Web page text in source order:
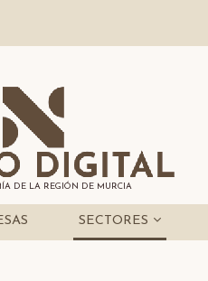
DE LA REGIÓN DE MURCIA
SECTORES